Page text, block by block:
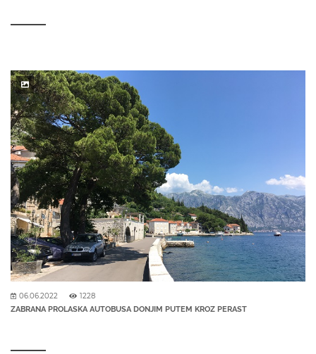
06.06.2022 1228
ZABRANA PROLASKA AUTOBUSA DONJIM PUTEM KROZ PERAST